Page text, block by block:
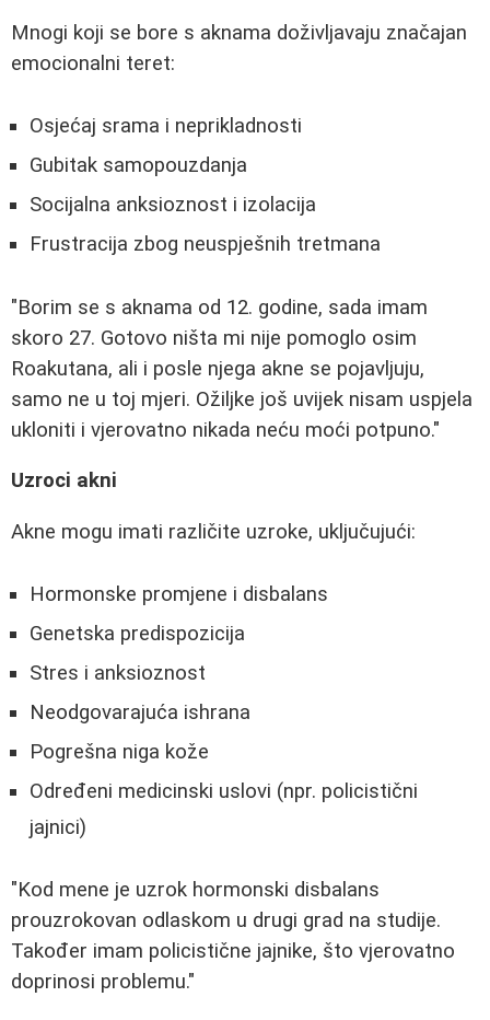
Mnogi koji se bore s aknama doživljavaju značajan
emocionalni teret:
Osjećaj srama i neprikladnosti
Gubitak samopouzdanja
Socijalna anksioznost i izolacija
Frustracija zbog neuspješnih tretmana
"Borim se s aknama od 12. godine, sada imam
skoro 27. Gotovo ništa mi nije pomoglo osim
Roakutana, ali i posle njega akne se pojavljuju,
samo ne u toj mjeri. Ožiljke još uvijek nisam uspjela
ukloniti i vjerovatno nikada neću moći potpuno."
Uzroci akni
Akne mogu imati različite uzroke, uključujući:
Hormonske promjene i disbalans
Genetska predispozicija
Stres i anksioznost
Neodgovarajuća ishrana
Pogrešna niga kože
Određeni medicinski uslovi (npr. policistični
jajnici)
"Kod mene je uzrok hormonski disbalans
prouzrokovan odlaskom u drugi grad na studije.
Također imam policistične jajnike, što vjerovatno
doprinosi problemu."